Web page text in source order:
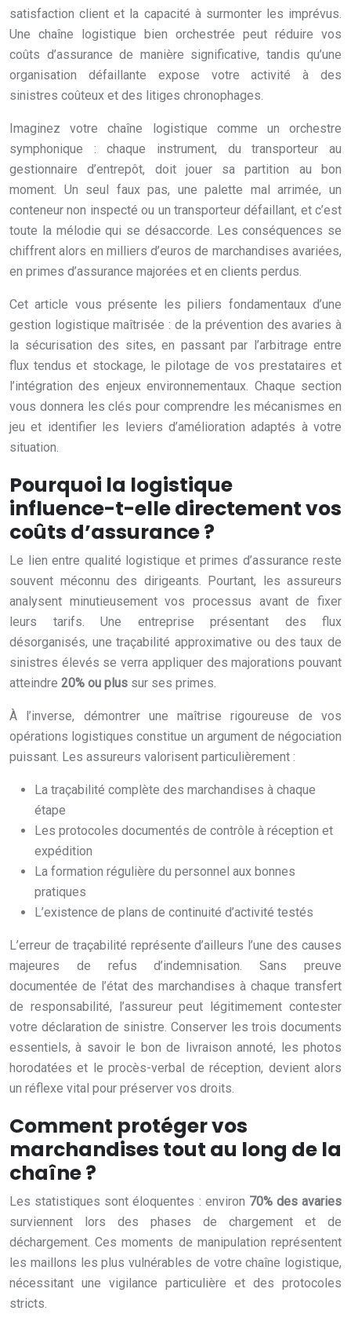
satisfaction client et la capacité à surmonter les imprévus.
Une chaîne logistique bien orchestrée peut réduire vos
coûts d’assurance de manière significative, tandis qu’une
organisation défaillante expose votre activité à des
sinistres coûteux et des litiges chronophages.
Imaginez votre chaîne logistique comme un orchestre
symphonique : chaque instrument, du transporteur au
gestionnaire d’entrepôt, doit jouer sa partition au bon
moment. Un seul faux pas, une palette mal arrimée, un
conteneur non inspecté ou un transporteur défaillant, et c’est
toute la mélodie qui se désaccorde. Les conséquences se
chiffrent alors en milliers d’euros de marchandises avariées,
en primes d’assurance majorées et en clients perdus.
Cet article vous présente les piliers fondamentaux d’une
gestion logistique maîtrisée : de la prévention des avaries à
la sécurisation des sites, en passant par l’arbitrage entre
flux tendus et stockage, le pilotage de vos prestataires et
l’intégration des enjeux environnementaux. Chaque section
vous donnera les clés pour comprendre les mécanismes en
jeu et identifier les leviers d’amélioration adaptés à votre
situation.
Pourquoi la logistique
influence-t-elle directement vos
coûts d’assurance ?
Le lien entre qualité logistique et primes d’assurance reste
souvent méconnu des dirigeants. Pourtant, les assureurs
analysent minutieusement vos processus avant de fixer
leurs tarifs. Une entreprise présentant des flux
désorganisés, une traçabilité approximative ou des taux de
sinistres élevés se verra appliquer des majorations pouvant
atteindre 20% ou plus sur ses primes.
À l’inverse, démontrer une maîtrise rigoureuse de vos
opérations logistiques constitue un argument de négociation
puissant. Les assureurs valorisent particulièrement :
La traçabilité complète des marchandises à chaque
étape
Les protocoles documentés de contrôle à réception et
expédition
La formation régulière du personnel aux bonnes
pratiques
L’existence de plans de continuité d’activité testés
L’erreur de traçabilité représente d’ailleurs l’une des causes
majeures de refus d’indemnisation. Sans preuve
documentée de l’état des marchandises à chaque transfert
de responsabilité, l’assureur peut légitimement contester
votre déclaration de sinistre. Conserver les trois documents
essentiels, à savoir le bon de livraison annoté, les photos
horodatées et le procès-verbal de réception, devient alors
un réflexe vital pour préserver vos droits.
Comment protéger vos
marchandises tout au long de la
chaîne ?
Les statistiques sont éloquentes : environ 70% des avaries
surviennent lors des phases de chargement et de
déchargement. Ces moments de manipulation représentent
les maillons les plus vulnérables de votre chaîne logistique,
nécessitant une vigilance particulière et des protocoles
stricts.